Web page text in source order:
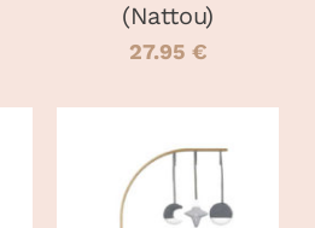
(Nattou)
27.95 €